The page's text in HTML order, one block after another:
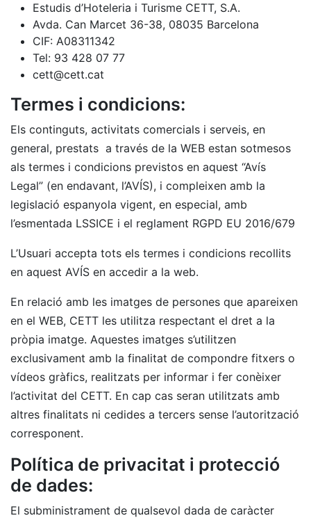
Estudis d’Hoteleria i Turisme CETT, S.A.
Avda. Can Marcet 36-38, 08035 Barcelona
CIF: A08311342
Tel: 93 428 07 77
cett@cett.cat
Termes i condicions:
Els continguts, activitats comercials i serveis, en
general, prestats a través de la WEB estan sotmesos
als termes i condicions previstos en aquest “Avís
Legal” (en endavant, l’AVÍS), i compleixen amb la
legislació espanyola vigent, en especial, amb
l’esmentada LSSICE i el reglament RGPD EU 2016/679
L’Usuari accepta tots els termes i condicions recollits
en aquest AVÍS en accedir a la web.
En relació amb les imatges de persones que apareixen
en el WEB, CETT les utilitza respectant el dret a la
pròpia imatge. Aquestes imatges s’utilitzen
exclusivament amb la finalitat de compondre fitxers o
vídeos gràfics, realitzats per informar i fer conèixer
l’activitat del CETT. En cap cas seran utilitzats amb
altres finalitats ni cedides a tercers sense l’autorització
corresponent.
Política de privacitat i protecció
de dades:
El subministrament de qualsevol dada de caràcter